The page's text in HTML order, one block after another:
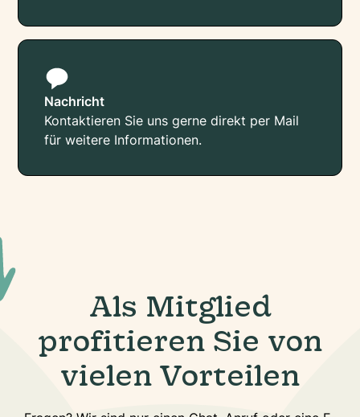
Nachricht
Kontaktieren Sie uns gerne direkt per Mail
für weitere Informationen.
Als Mitglied
profitieren Sie von
vielen Vorteilen